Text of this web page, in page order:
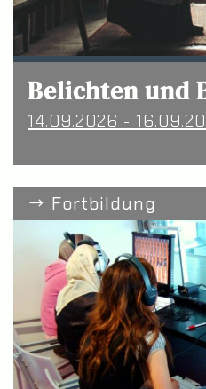
Belichten und
14.09.2026 -
Fortbildung